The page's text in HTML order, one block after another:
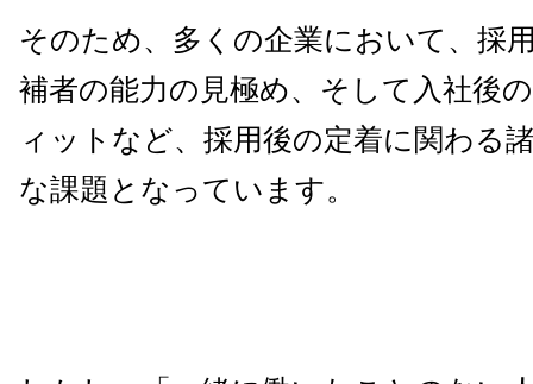
そのため、多くの企業において、採
補者の能力の見極め、そして入社後
ィットなど、採用後の定着に関わる
な課題となっています。